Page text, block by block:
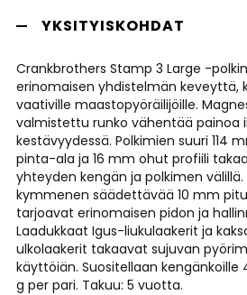
YKSITYISKOHDAT
Crankbrothers Stamp 3 Large -
erinomaisen yhdistelmän keveyttä,
vaativille maastopyöräilijöille.
valmistettu runko vähentää painoa
kestävyydessä. Polkimien suuri 114
pinta-ala ja 16 mm ohut profiili
yhteyden kengän ja polkimen
kymmenen säädettävää 10 mm
tarjoavat erinomaisen pidon ja
Laadukkaat Igus-liukulaakerit ja
ulkolaakerit takaavat sujuvan
käyttöiän. Suositellaan kengänkoille
g per pari. Takuu: 5 vuotta.